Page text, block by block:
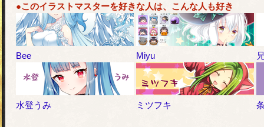
●このイラストマスターを好きな人は、こんな人も好き
Bee Miyu
水登うみ ミツフキ